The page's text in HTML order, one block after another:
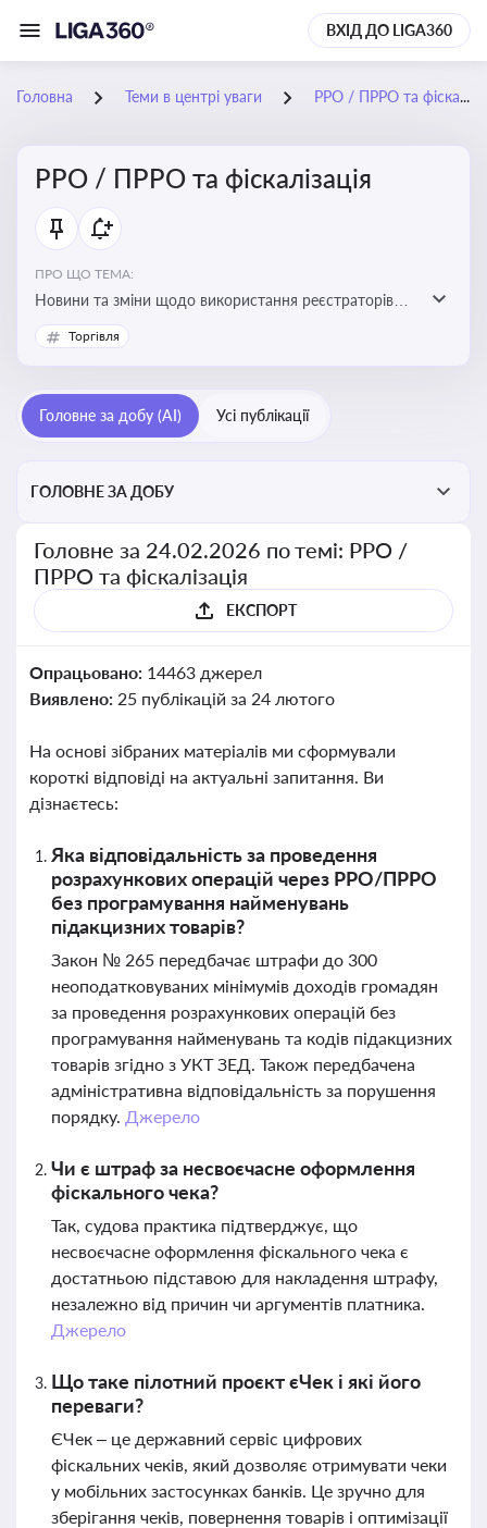
ВХІД ДО LIGA360
Головна Теми в центрі уваги РРО / ПРРО та фіскалізація
РРО / ПРРО та фіскалізація
ПРО ЩО ТЕМА:
Новини та зміни щодо використання реєстраторів
розрахункових операцій, аналіз законодавства про
РРО, позиції ДПС та судів щодо РРО
Торгівля
Головне за добу (AI) Усі публікації
ГОЛОВНЕ ЗА ДОБУ
Головне за 24.02.2026 по темі: РРО /
ПРРО та фіскалізація
ЕКСПОРТ
Опрацьовано: 14463 джерел
Виявлено: 25 публікацій за 24 лютого
На основі зібраних матеріалів ми сформували
короткі відповіді на актуальні запитання. Ви
дізнаєтесь:
Яка відповідальність за проведення
розрахункових операцій через РРО/ПРРО
без програмування найменувань
підакцизних товарів?
Закон № 265 передбачає штрафи до 300
неоподатковуваних мінімумів доходів громадян
за проведення розрахункових операцій без
програмування найменувань та кодів підакцизних
товарів згідно з УКТ ЗЕД. Також передбачена
адміністративна відповідальність за порушення
порядку. Джерело
Чи є штраф за несвоєчасне оформлення
фіскального чека?
Так, судова практика підтверджує, що
несвоєчасне оформлення фіскального чека є
достатньою підставою для накладення штрафу,
незалежно від причин чи аргументів платника.
Джерело
Що таке пілотний проєкт єЧек і які його
переваги?
ЄЧек – це державний сервіс цифрових
фіскальних чеків, який дозволяє отримувати чеки
у мобільних застосунках банків. Це зручно для
зберігання чеків, повернення товарів і оптимізації